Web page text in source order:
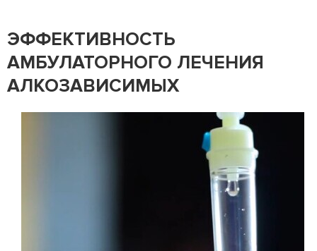
ЭФФЕКТИВНОСТЬ
АМБУЛАТОРНОГО ЛЕЧЕНИЯ
АЛКОЗАВИСИМЫХ